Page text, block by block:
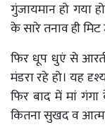
गुंजायमान हो गया
के सारे तनाव ही मिट
फिर धूप धुएं से
मंडरा रहे हो। यह
फिर बाद में मां
कितना सुखद व